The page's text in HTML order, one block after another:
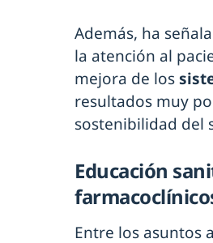
Además, ha
la atención al
mejora de los
resultados muy
sostenibilidad del
Educación
Entre los asuntos